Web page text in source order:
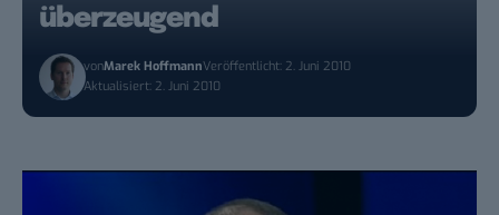
überzeugend
vonMarek HoffmannVeröffentlicht: 2. Juni 2010
Aktualisiert: 2. Juni 2010